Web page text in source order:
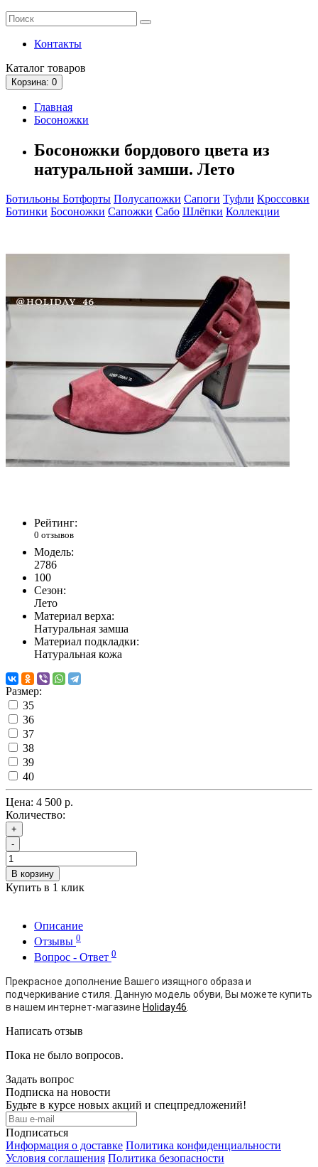
Контакты
Каталог товаров
Корзина: 0
Главная
Босоножки
Босоножки бордового цвета из
натуральной замши. Лето
Ботильоны Ботфорты Полусапожки Сапоги Туфли Кроссовки
Ботинки Босоножки Сапожки Сабо Шлёпки Коллекции
Рейтинг:
0 отзывов
Модель:
2786
100
Сезон:
Лето
Материал верха:
Натуральная замша
Материал подкладки:
Натуральная кожа
Размер:
35
36
37
38
39
40
Цена: 4 500 р.
Количество:
+
-
В корзину
Купить в 1 клик
Описание
Отзывы 0
Вопрос - Ответ 0
Прекрасное дополнение Вашего изящного образа и
подчеркивание стиля. Данную модель обуви, Вы можете купить
в нашем интернет-магазине Holiday46.
Написать отзыв
Пока не было вопросов.
Задать вопрос
Подписка на новости
Будьте в курсе новых акций и спецпредложений!
Подписаться
Информация о доставке Политика конфиденциальности
Условия соглашения Политика безопасности